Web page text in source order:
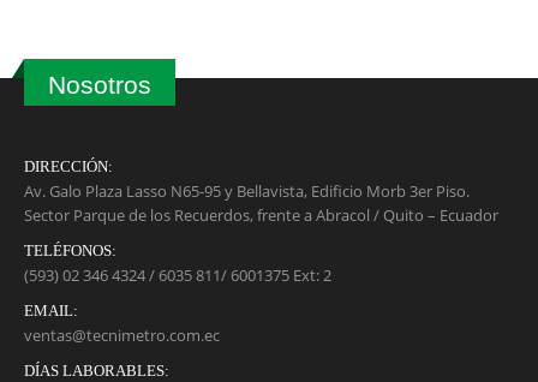
Nosotros
DIRECCIÓN:
Av. Galo Plaza Lasso N65-95 y Bellavista, Edificio Morb 3er Piso.
Sector Parque de los Recuerdos, frente a Abracol / Quito – Ecuador
TELÉFONOS:
(593) 02 346 4324 / 6035 811/ 6001375 Ext: 2
EMAIL:
ventas@tecnimetro.com.ec
DÍAS LABORABLES: